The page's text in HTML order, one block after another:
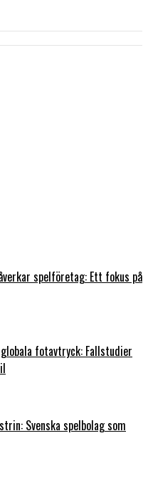
spelföretag: Ett fokus på
fotavtryck: Fallstudier
Svenska spelbolag som